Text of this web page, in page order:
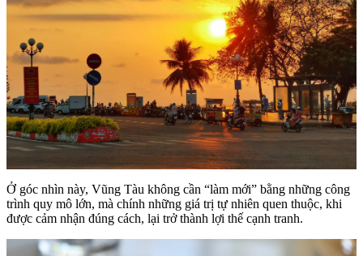
Ở góc nhìn này, Vũng Tàu không cần “làm mới” bằng những công
trình quy mô lớn, mà chính những giá trị tự nhiên quen thuộc, khi
được cảm nhận đúng cách, lại trở thành lợi thế cạnh tranh.